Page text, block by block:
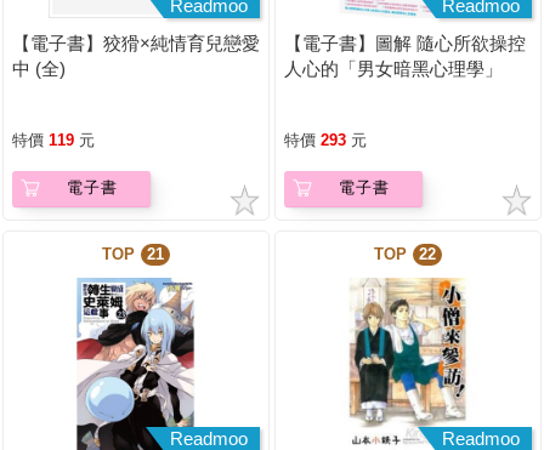
Readmoo
【電子書】狡猾×純情育兒戀愛
中 (全)
特價 119 元
電子書
Readmoo
【電子書】圖解 隨心所欲操控
人心的「男女暗黑心理學」
特價 293 元
電子書
TOP 21
Readmoo
TOP 22
Readmoo